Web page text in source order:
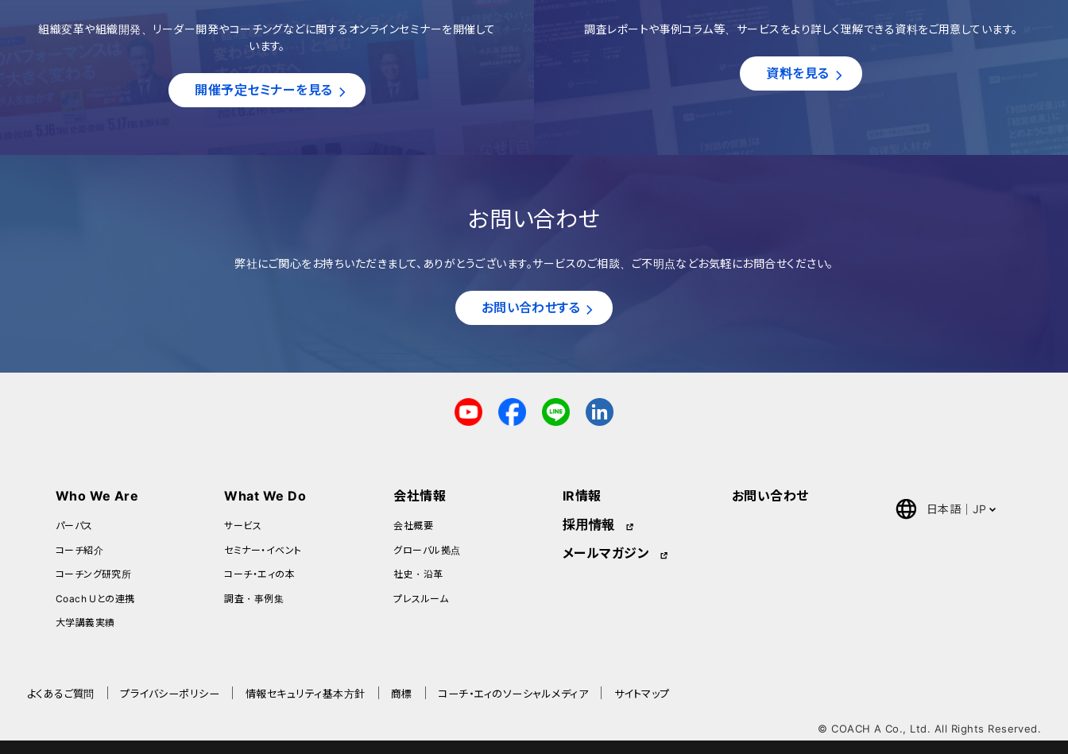
組織変革や組織開発、リーダー開発やコーチングなどに関するオンラインセミナーを開催して
います。
開催予定セミナーを見る
調査レポートや事例コラム等、サービスをより詳しく理解できる資料をご用意しています。
資料を見る
お問い合わせ
弊社にご関心をお持ちいただきまして、ありがとうございます。サービスのご相談、ご不明点などお気軽にお問合せください。
お問い合わせする
Who We Are
パーパス
コーチ紹介
コーチング研究所
Coach Uとの連携
大学講義実績
What We Do
サービス
セミナー・イベント
コーチ・エィの本
調査・事例集
会社情報
会社概要
グローバル拠点
社史・沿革
プレスルーム
IR情報
採用情報
メールマガジン
お問い合わせ
日本語 JP
よくあるご質問 プライバシーポリシー 情報セキュリティ基本方針 商標 コーチ・エィのソーシャルメディア サイトマップ
© COACH A Co., Ltd. All Rights Reserved.